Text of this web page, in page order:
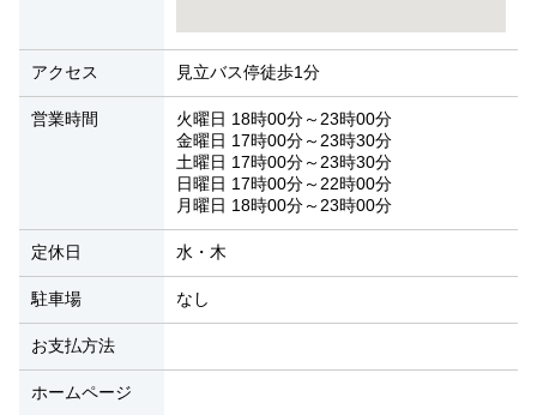
アクセス 見立バス停徒歩1分
営業時間
火曜日 18時00分～23時00分
金曜日 17時00分～23時30分
土曜日 17時00分～23時30分
日曜日 17時00分～22時00分
月曜日 18時00分～23時00分
定休日 水・木
駐車場 なし
お支払方法
ホームページ